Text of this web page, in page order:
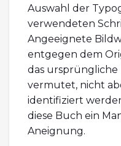
Auswahl der
verwendeten
Angeeignete
entgegen dem
das ursprüngliche
vermutet, nicht
identifiziert
diese Buch ein
Aneignung.